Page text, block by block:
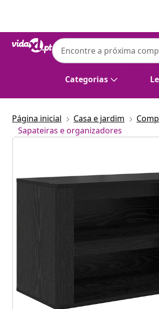
Categorias
Página inicial Casa e jardim
Sapateiras e organizadores